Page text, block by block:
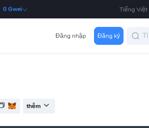
0 Gwei Tiếng Việt
Đăng nhập Đăng ký
thêm